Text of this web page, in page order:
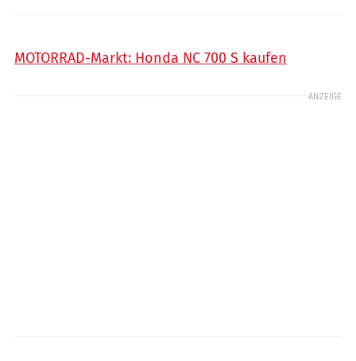
MOTORRAD-Markt: Honda NC 700 S kaufen
ANZEIGE